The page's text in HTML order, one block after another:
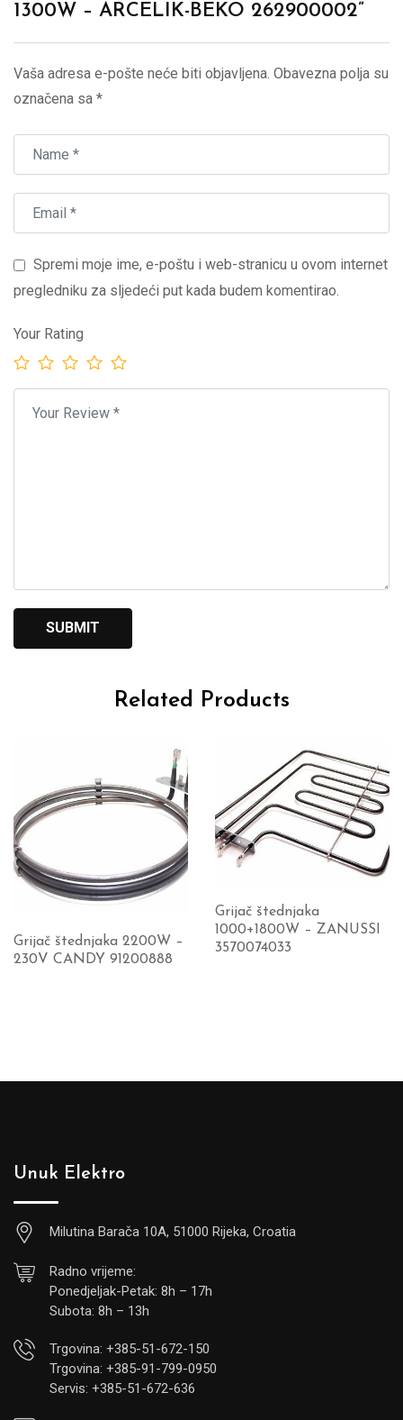
1300W – ARCELIK-BEKO 262900002”
Vaša adresa e-pošte neće biti objavljena. Obavezna polja su
označena sa *
Spremi moje ime, e-poštu i web-stranicu u ovom internet
pregledniku za sljedeći put kada budem komentirao.
Your Rating
Related Products
Grijač štednjaka 2200W –
230V CANDY 91200888
Grijač štednjaka
1000+1800W – ZANUSSI
3570074033
Unuk Elektro
Milutina Barača 10A, 51000 Rijeka, Croatia
Radno vrijeme:
Ponedjeljak-Petak: 8h – 17h
Subota: 8h – 13h
Trgovina: +385-51-672-150
Trgovina: +385-91-799-0950
Servis: +385-51-672-636